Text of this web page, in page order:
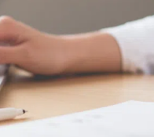
ПОПРОЩАЛИСЯ
2025